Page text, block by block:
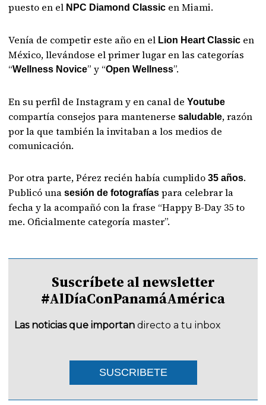
puesto en el NPC Diamond Classic en Miami.
Venía de competir este año en el Lion Heart Classic en
México, llevándose el primer lugar en las categorías
“Wellness Novice” y “Open Wellness”.
En su perfil de Instagram y en canal deYoutube
compartía consejos para mantenersesaludable, razón
por la que también la invitaban a los medios de
comunicación.
Por otra parte, Pérez recién había cumplido35 años.
Publicó unasesión de fotografías para celebrar la
fecha y la acompañó con la frase “Happy B-Day 35 to
me. Oficialmente categoría master”.
Suscríbete al newsletter
#AlDíaConPanamáAmérica
Las noticias que importan directo a tu inbox
SUSCRIBETE